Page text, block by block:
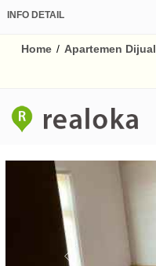
INFO DETAIL
Home / Apartemen Dijual